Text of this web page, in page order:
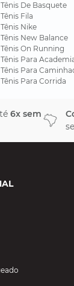
Tênis De Basquete
Tênis Fila
Tênis Nike
Tênis New Balance
Tênis On Running
Tênis Para
Tênis Para
Tênis Para Corrida
6x sem